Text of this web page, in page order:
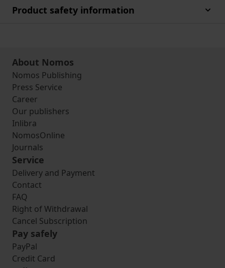
Product safety information
About Nomos
Nomos Publishing
Press Service
Career
Our publishers
Inlibra
NomosOnline
Journals
Service
Delivery and Payment
Contact
FAQ
Right of Withdrawal
Cancel Subscription
Pay safely
PayPal
Credit Card